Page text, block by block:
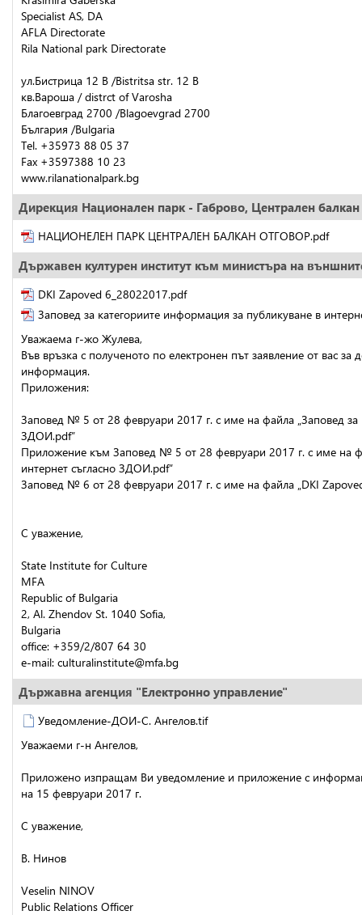
Specialist AS, DA
AFLA Directorate
Rila National park Directorate
ул.Бистрица 12 В /Bistritsa str. 12 B
кв.Вароша / distrct of Varosha
Благоевград 2700 /Blagoevgrad 2700
България /Bulgaria
Tel. +35973 88 05 37
Fax +3597388 10 23
www.rilanationalpark.bg
Дирекция Национален парк - Габрово, Централен балкан
НАЦИОНЕЛЕН ПАРК ЦЕНТРАЛЕН БАЛКАН ОТГОВОР.pdf
Държавен културен институт към министъра на
DKI Zapoved 6_28022017.pdf
Заповед за категориите информация за публикуване в
Уважаема г-жо Жулева,
Във връзка с полученото по електронен път заявление от вас
информация.
Приложения:
Заповед № 5 от 28 февруари 2017 г. с име на файла „Заповед за
ЗДОИ.pdf”
Приложение към Заповед № 5 от 28 февруари 2017 г. с име на
интернет съгласно ЗДОИ.pdf”
Заповед № 6 от 28 февруари 2017 г. с име на файла „DKI
С уважение,
State Institute for Culture
MFA
Republic of Bulgaria
2, Al. Zhendov St. 1040 Sofia,
Bulgaria
office: +359/2/807 64 30
e-mail: culturalinstitute@mfa.bg
Държавна агенция "Електронно управление"
Уведомление-ДОИ-С. Ангелов.tif
Уважаеми г-н Ангелов,
Приложено изпращам Ви уведомление и приложение с
на 15 февруари 2017 г.
С уважение,
В. Нинов
Veselin NINOV
Public Relations Officer